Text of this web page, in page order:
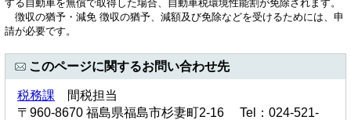
する自動車を無償で取得した場合、自動車税環境性能割が免除されます。
徴収の猶予・減免 徴収の猶予、減額及び免除などを受けるためには、申
請が必要です。
このページに関するお問い合わせ先
税務課 間税担当
〒960-8670 福島県福島市杉妻町2-16 Tel：024-521-